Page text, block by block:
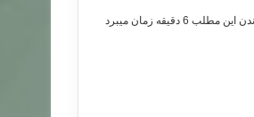
مطلب 6 دقیقه زمان میبرد